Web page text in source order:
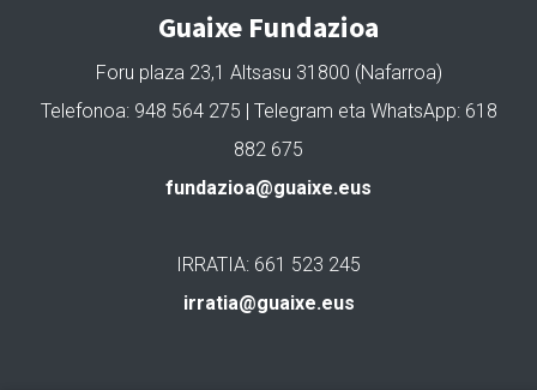
Guaixe Fundazioa
Foru plaza 23,1 Altsasu 31800 (Nafarroa)
Telefonoa: 948 564 275 | Telegram eta WhatsApp: 618
882 675
fundazioa@guaixe.eus
IRRATIA: 661 523 245
irratia@guaixe.eus